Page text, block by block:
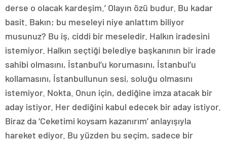
derse o olacak kardeşim.’ Olayın özü budur. Bu kadar
basit. Bakın; bu meseleyi niye anlattım biliyor
musunuz? Bu iş, ciddi bir meseledir. Halkın iradesini
istemiyor. Halkın seçtiği belediye başkanının bir irade
sahibi olmasını, İstanbul’u korumasını, İstanbul’u
kollamasını, İstanbullunun sesi, soluğu olmasını
istemiyor. Nokta. Onun için, dediğine imza atacak bir
aday istiyor. Her dediğini kabul edecek bir aday istiyor.
Biraz da ‘Ceketimi koysam kazanırım’ anlayışıyla
hareket ediyor. Bu yüzden bu seçim, sadece bir